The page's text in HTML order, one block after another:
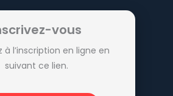
vous
à l’inscription en ligne en
suivant ce lien.